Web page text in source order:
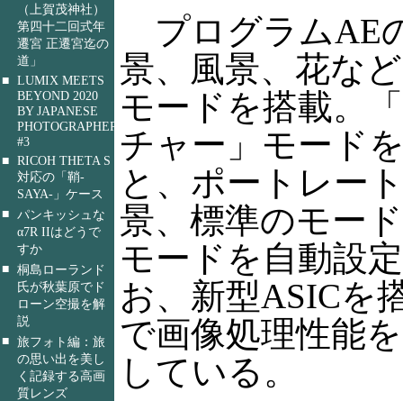
（上賀茂神社）
第四十二回式年
遷宮 正遷宮迄の
道」
■ LUMIX MEETS
BEYOND 2020
BY JAPANESE
PHOTOGRAPHERS
#3
■ RICOH THETA S
対応の「鞘-
SAYA-」ケース
■ パンキッシュな
α7R IIはどうで
すか
■ 桐島ローランド
氏が秋葉原でド
ローン空撮を解
説
■ 旅フォト編：旅
の思い出を美し
く記録する高画
質レンズ
プログラムAE
景、風景、花な
モードを搭載。
チャー」モード
と、ポートレー
景、標準のモー
モードを自動設
お、新型ASICを
で画像処理性能
している。